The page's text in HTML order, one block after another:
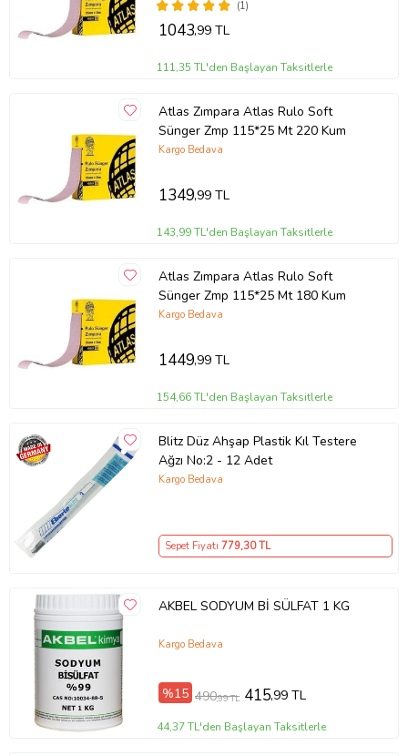
Makine imalatı
Hobi ve DIY projeleri
ahşap zımparalama işlemlerinizde en iyi sonuçları elde edin.
kcm1535312
(1)
1043,99 TL
111,35 TL'den Başlayan Taksitlerle
Atlas Zımpara Atlas Rulo Soft
Sünger Zmp 115*25 Mt 220 Kum
Kargo Bedava
1349,99 TL
143,99 TL'den Başlayan Taksitlerle
Atlas Zımpara Atlas Rulo Soft
Sünger Zmp 115*25 Mt 180 Kum
Kargo Bedava
1449,99 TL
154,66 TL'den Başlayan Taksitlerle
Blitz Düz Ahşap Plastik Kıl Testere
Ağzı No:2 - 12 Adet
Kargo Bedava
Sepet Fiyatı 779,30 TL
AKBEL SODYUM Bİ SÜLFAT 1 KG
Kargo Bedava
%15 490,99 TL 415,99 TL
44,37 TL'den Başlayan Taksitlerle